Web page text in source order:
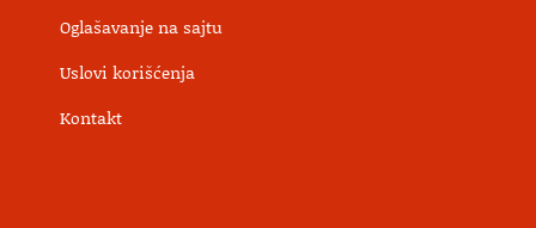
Oglašavanje na sajtu
Uslovi korišćenja
Kontakt